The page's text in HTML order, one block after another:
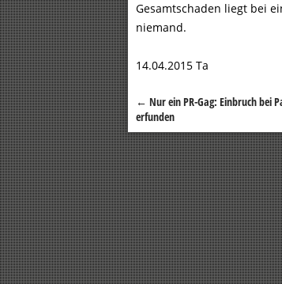
Gesamtschaden liegt bei
niemand.
14.04.2015 Ta
Beitragsnavigation
← Nur ein PR-Gag: Einbruch bei
erfunden